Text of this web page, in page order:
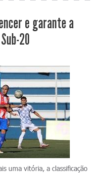
e garante a
20
uma vitória, a classificação